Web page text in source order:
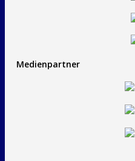
Medienpartner